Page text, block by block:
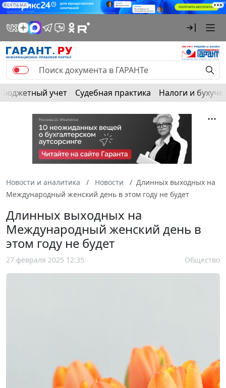
РЕКЛАМА
Бюджетный учет Судебная практика Налоги и
Новости и аналитика Новости
Длинных выходных на
Международный женский день в этом году не будет
Длинных выходных на
Международный женский день в
этом году не будет
27 февраля 2025 12:35 Общество